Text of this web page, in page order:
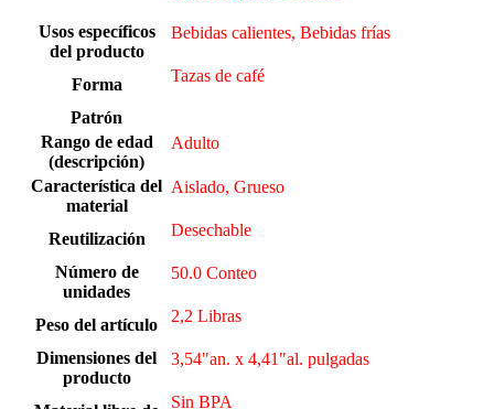
Usos específicos
del producto
Bebidas calientes, Bebidas frías
Forma Tazas de café
Patrón
Rango de edad
(descripción)
Adulto
Característica del
material
Aislado, Grueso
Reutilización Desechable
Número de
unidades
50.0 Conteo
Peso del artículo 2,2 Libras
Dimensiones del
producto
3,54"an. x 4,41"al. pulgadas
‎Sin BPA